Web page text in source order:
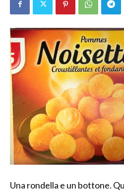
Una rondella e un bottone.